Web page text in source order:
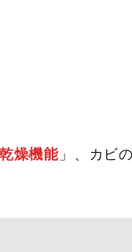
燥機能 」、カビ